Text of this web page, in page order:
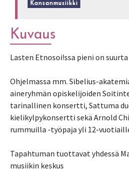
Kansanmusiikki
Kuvaus
Lasten Etnosoi!ssa pieni on suurta
Ohjelmassa mm. Sibelius-
aineryhmän opiskelijoiden
tarinallinen konsertti, Sattuma
kielikylpykonsertti sekä Arnold
rummuilla -työpaja yli 12-
Tapahtuman tuottavat yhdessä
musiikin keskus